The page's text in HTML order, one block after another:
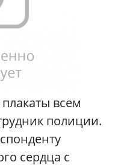
всем
полиции.
сердца с